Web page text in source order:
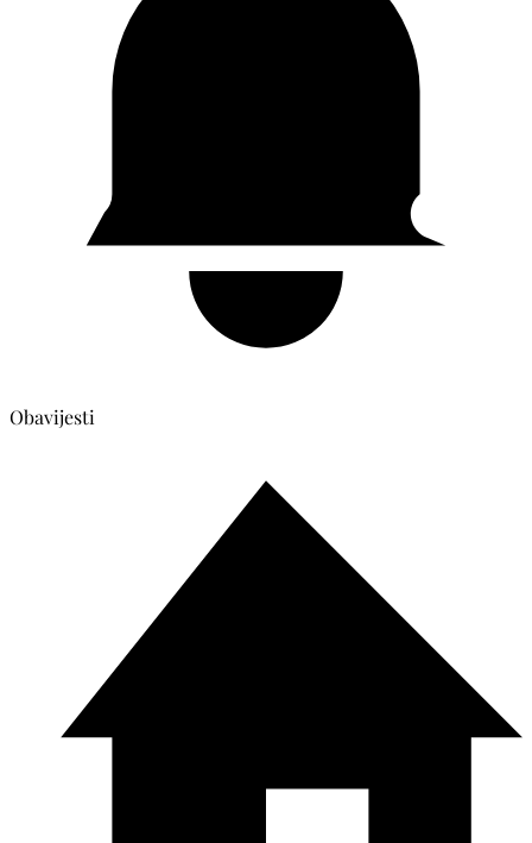
Obavijesti